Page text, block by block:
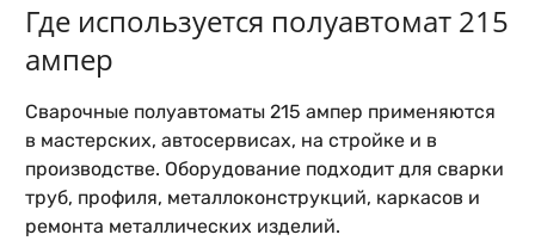
Где используется полуавтомат 215
ампер
Сварочные полуавтоматы 215 ампер применяются
в мастерских, автосервисах, на стройке и в
производстве. Оборудование подходит для сварки
труб, профиля, металлоконструкций, каркасов и
ремонта металлических изделий.